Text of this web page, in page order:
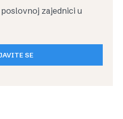
zajednici u
SE